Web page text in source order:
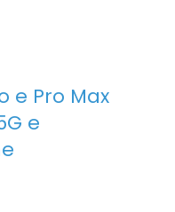
e Pro Max
e